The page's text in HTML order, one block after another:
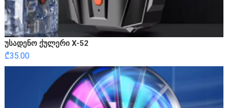
უსადენო ქულერი X-52
₾35.00